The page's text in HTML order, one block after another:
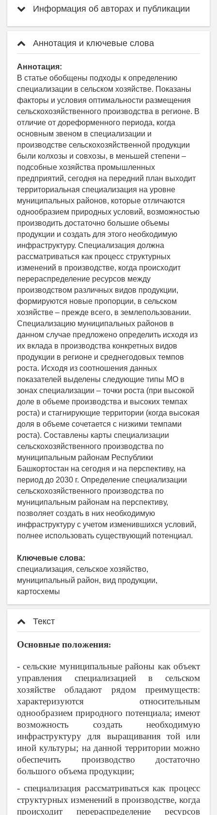
Информация об авторах и публикации
Аннотация и ключевые слова
Аннотация:
В статье обобщены подходы к определению
специализации в сельском хозяйстве. Показаны
факторы и условия оптимальности размещения
сельскохозяйственного производства в регионе. В
отличие от дореформенного периода, когда
основным звеном в специализации и
производстве сельскохозяйственной продукции
были колхозы и совхозы, в меньшей степени –
подсобные хозяйства промышленных
предприятий, сегодня на передний план выходит
территориальная специализация на уровне
муниципальных районов, которые отличаются
однообразием природных условий, возможностью
производить достаточно большие объемы
продукции и создать для этого необходимую
инфраструктуру. Специализация должна
рассматриваться как процесс структурных
изменений в производстве, когда происходит
перераспределение ресурсов между
производством различных видов продукции,
формируются новые пропорции, в сельском
хозяйстве – прежде всего, в землепользовании.
Специализацию муниципальных районов в
данном случае предложено определить исходя из
их вклада в производства конкретных видов
продукции в регионе и среднегодовых темпов
роста. Исходя из соотношения данных
показателей выделены следующие типы МО в
зонах специализации – точки роста (при высокой
доле в объеме производства и высоких темпах
роста) и стагнирующие территории (когда высокая
доля в объеме сочетается с низкими темпами
роста). Составлены карты специализации
сельскохозяйственного производства по
муниципальным районам Республики
Башкортостан на сегодня и на перспективу, на
период до 2030 г. Определение специализации
сельскохозяйственного производства по
муниципальным районам на перспективу,
позволяет создать в них необходимую
инфраструктуру с учетом изменившихся условий,
полнее использовать существующий потенциал.
Ключевые слова:
специализация, сельское хозяйство,
муниципальный район, вид продукции,
картосхемы
Текст
Основные положения:
- сельские муниципальные районы как объект
управления специализацией в сельском
хозяйстве обладают рядом преимуществ:
характеризуются относительным
однообразием природного потенциала; имеют
возможность создать необходимую
инфраструктуру для выращивания той или
иной культуры; на данной территории можно
обеспечить производство достаточно
большого объема продукции;
- специализация рассматриваться как процесс
структурных изменений в производстве, когда
происходит перераспределение ресурсов